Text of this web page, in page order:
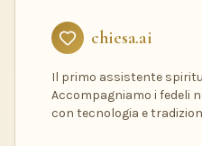
chiesa.ai
Il primo assistente
Accompagniamo i fedeli
con tecnologia e